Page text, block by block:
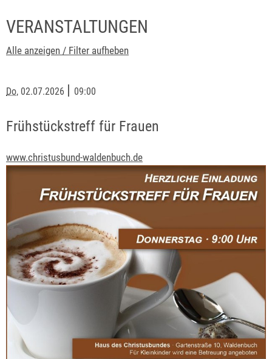
VERANSTALTUNGEN
Alle anzeigen / Filter aufheben
Do, 02.07.2026 | 09:00
Frühstückstreff für Frauen
www.christusbund-waldenbuch.de